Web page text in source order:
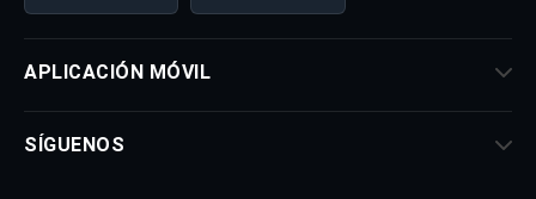
APLICACIÓN MÓVIL
SÍGUENOS